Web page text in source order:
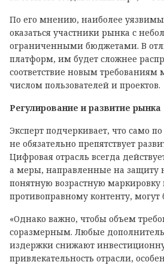
По его мнению, наиболее
оказаться участники рынка с
ограниченными бюджетами. В
платформ, им будет сложнее
соответствие новым
числом пользователей и проектов.
Регулирование и развитие рынка
Эксперт подчеркивает, что само
не обязательно препятствует
Цифровая отрасль всегда
а меры, направленные на защиту
понятную возрастную маркировку
противоправному контенту, могут
«Однако важно, чтобы объем
соразмерным. Любые
издержки снижают
привлекательность отрасли,